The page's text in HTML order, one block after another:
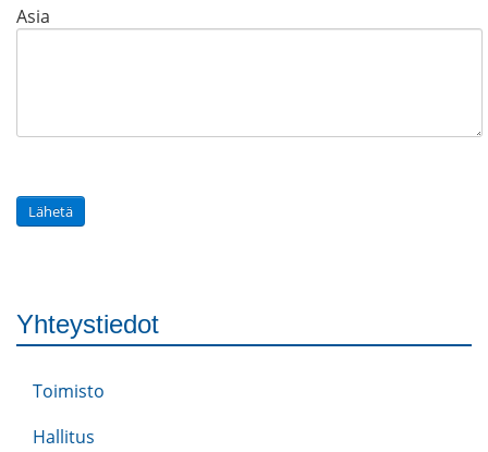
Asia
Lähetä
Yhteystiedot
Toimisto
Hallitus